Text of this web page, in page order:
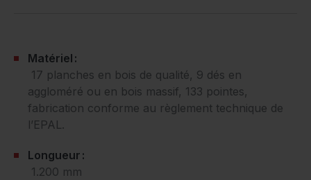
Matériel :
17 planches en bois de qualité, 9 dés en
aggloméré ou en bois massif, 133 pointes,
fabrication conforme au règlement technique de
l’EPAL.
Longueur :
1.200 mm